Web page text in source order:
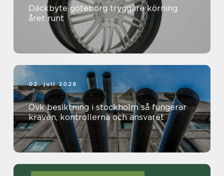
Däckbyte göteborg tryggare körning
året runt
02. juli 2026
Ovk besiktning i stockholm så fungerar
kraven, kontrollerna och ansvaret